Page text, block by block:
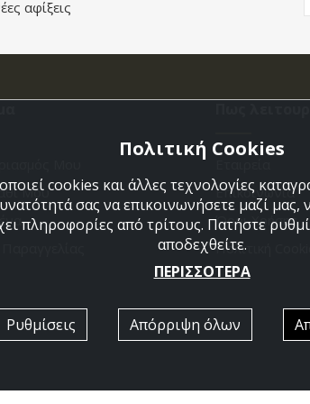
αφίξεις
Μου
Επικοινωνια
Όροι Χρήσης
Πολιτική
Πολιτική Cookies
cookies και άλλες τεχνολογίες
σας να επικοινωνήσετε μαζί μας,
πληροφορίες από τρίτους. Πατήστε
αποδεχθείτε.
ΠΕΡΙΣΣΟΤΕΡΑ
Ρυθμίσεις Απόρριψη όλων